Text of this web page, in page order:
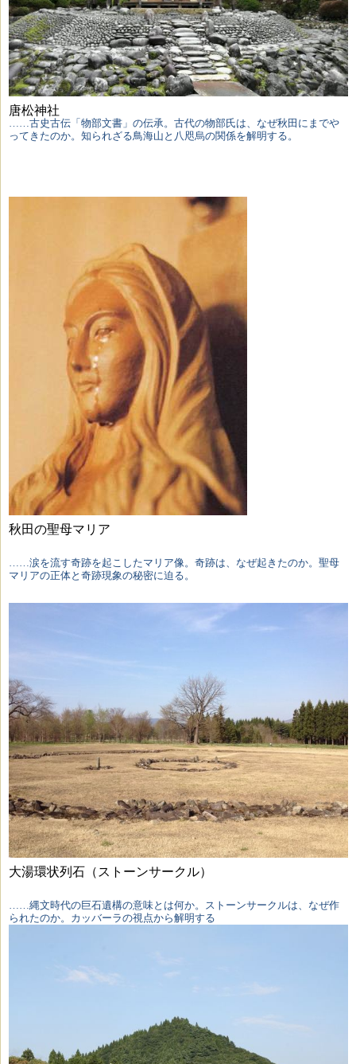
唐松神社
……古史古伝「物部文書」の伝承。古代の物部氏は、なぜ秋田にまでや
ってきたのか。知られざる鳥海山と八咫烏の関係を解明する。
秋田の聖母マリア
……涙を流す奇跡を起こしたマリア像。奇跡は、なぜ起きたのか。聖母
マリアの正体と奇跡現象の秘密に迫る。
大湯環状列石（ストーンサークル）
……縄文時代の巨石遺構の意味とは何か。ストーンサークルは、なぜ作
られたのか。カッバーラの視点から解明する